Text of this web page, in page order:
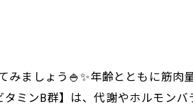
みましょう🍚✨年齢とともに筋肉
ミンB群】は、代謝やホルモンバ